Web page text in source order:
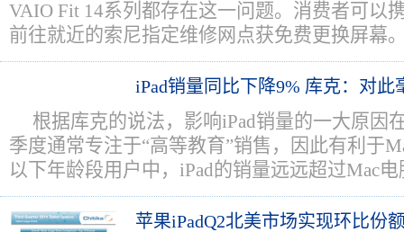
VAIO Fit 14系列都存在这一问题。消费者可以
前往就近的索尼指定维修网点获免费更换屏幕
iPad销量同比下降9% 库克：对此
根据库克的说法，影响iPad销量的一大原因
季度通常专注于“高等教育”销售，因此有利于
以下年龄段用户中，iPad的销量远远超过Mac电
苹果iPadQ2北美市场实现环比份